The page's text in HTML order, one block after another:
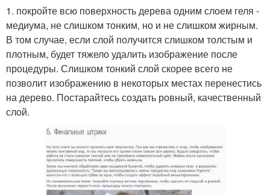
1. покройте всю поверхность дерева одним слоем геля -
медиума, не слишком тонким, но и не слишком жирным.
В том случае, если слой получится слишком толстым и
плотным, будет тяжело удалить изображение после
процедуры. Слишком тонкий слой скорее всего не
позволит изображению в некоторых местах перенестись
на дерево. Постарайтесь создать ровный, качественный
слой.